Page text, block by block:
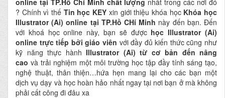
online tại TP.Hồ Chí Minh chất lượng nhất trong các nơi đó
? Chính vì thế Tin học KEY xin giới thiệu khóa học Khóa học
Illustrator (Ai) online tại TP.Hồ CHí Minh này đến bạn. Đến
với khoá học online này, bạn sẽ được học Illustrator (Ai)
online trực tiếp bởi giáo viên với đầy đủ kiến thức cũng như
kỹ năng thực hành Illustrator (Ai) từ cơ bản đến nâng
cao và trải nghiệm một môi trường học tập đầy tính sáng tạo,
nghệ thuật, thân thiện…hứa hẹn mang lại cho các bạn một
dịch vụ dạy và học hoàn hảo nhất ngay tại nơi bạn ở mà không
phải cất công đi đâu xa